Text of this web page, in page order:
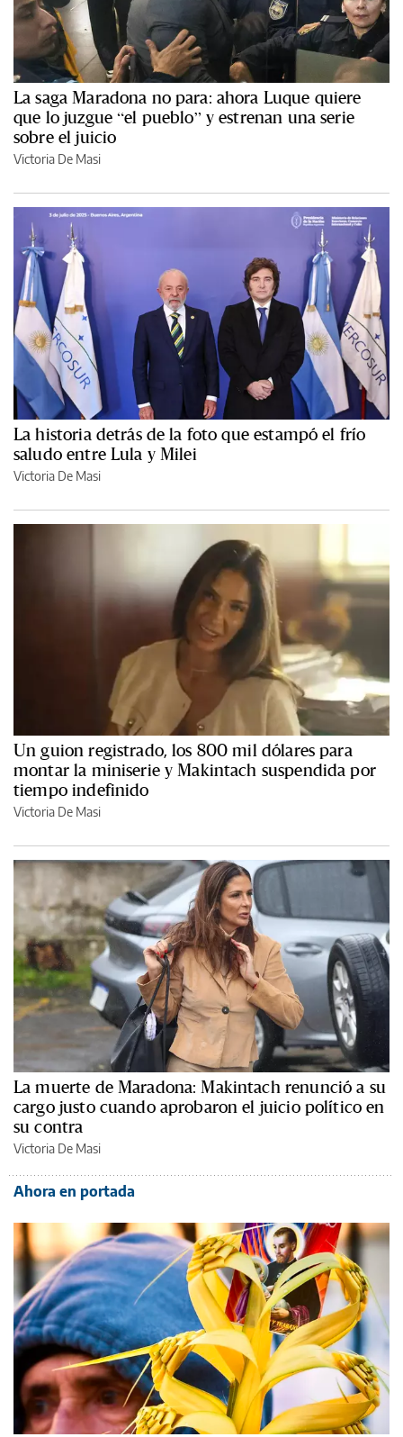
La saga Maradona no para: ahora Luque quiere
que lo juzgue “el pueblo” y estrenan una serie
sobre el juicio
Victoria De Masi
La historia detrás de la foto que estampó el frío
saludo entre Lula y Milei
Victoria De Masi
Un guion registrado, los 800 mil dólares para
montar la miniserie y Makintach suspendida por
tiempo indefinido
Victoria De Masi
La muerte de Maradona: Makintach renunció a su
cargo justo cuando aprobaron el juicio político en
su contra
Victoria De Masi
Ahora en portada